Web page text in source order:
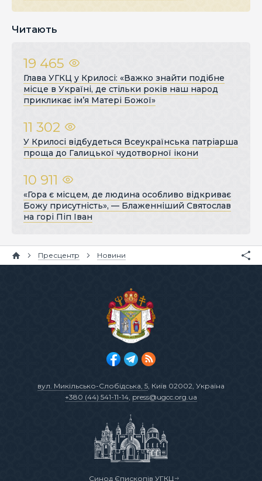
Читають
19 465
Глава УГКЦ у Крилосі: «Важко знайти подібне
місце в Україні, де стільки років наш народ
прикликає ім’я Матері Божої»
11 302
У Крилосі відбудеться Всеукраїнська патріарша
проща до Галицької чудотворної ікони
10 911
«Гора є місцем, де людина особливо відкриває
Божу присутність», — Блаженніший Святослав
на горі Піп Іван
Пресцентр Новини
вул. Микільсько-Слобідська, 5, Київ 02002, Україна
+380 (44) 541-11-14, press@ugcc.org.ua
Синод Єпископів УГКЦ